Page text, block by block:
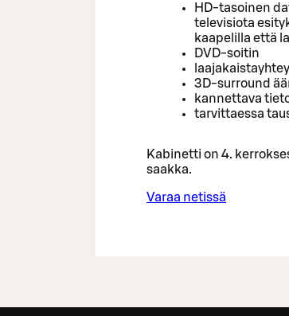
HD-tasoinen
televisiota
kaapelilla että
DVD-soitin
3D-surround
kannettava
tarvittaessa
Kabinetti on 4.
saakka.
Varaa netissä